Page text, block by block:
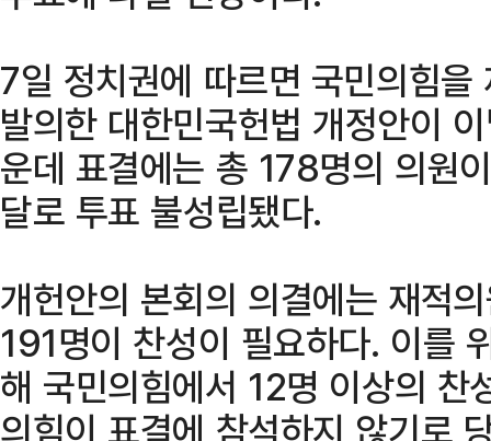
7일 정치권에 따르면 국민의힘
발의한 대한민국헌법 개정안이
운데 표결에는 총 178명의 의원
달로 투표 불성립됐다.
개헌안의 본회의 의결에는 재적
191명이 찬성이 필요하다. 이를
해 국민의힘에서 12명 이상의 찬
의힘이 표결에 참석하지 않기로